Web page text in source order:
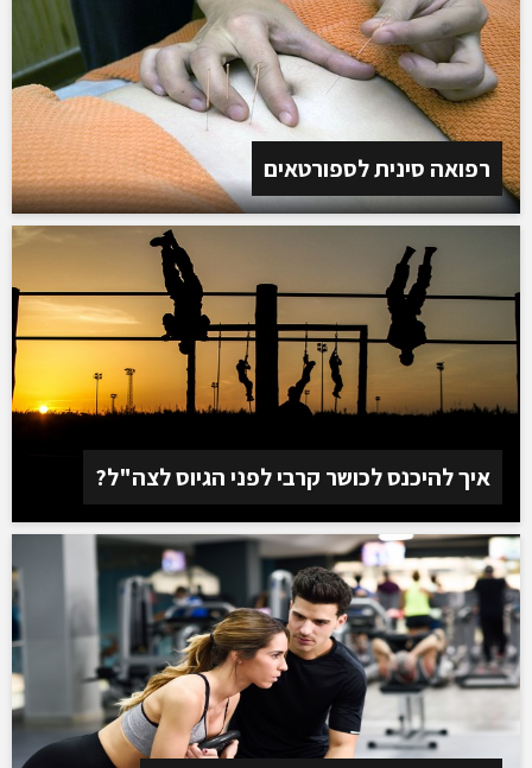
רפואה סינית לספורטאים
איך להיכנס לכושר קרבי לפני הגיוס לצה"ל?